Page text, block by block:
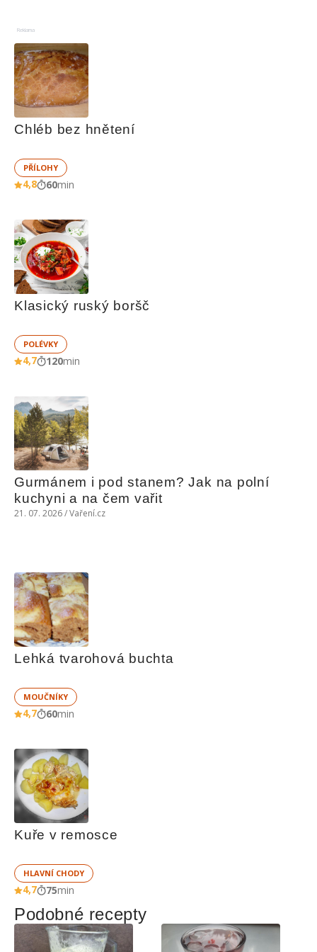
Reklama
Chléb bez hnětení
PŘÍLOHY
4,8 60min
Klasický ruský boršč
POLÉVKY
4,7 120min
Gurmánem i pod stanem? Jak na polní
kuchyni a na čem vařit
21. 07. 2026 / Vaření.cz
Lehká tvarohová buchta
MOUČNÍKY
4,7 60min
Kuře v remosce
HLAVNÍ CHODY
4,7 75min
Podobné recepty